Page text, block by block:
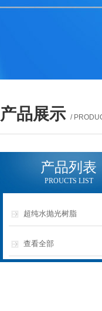
产品展示 /
产品列表
PROUCTS LIST
超纯水抛光树脂
查看全部